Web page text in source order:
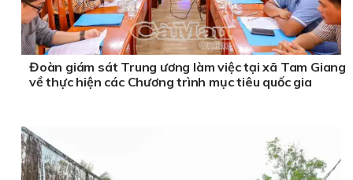
Đoàn giám sát Trung ương làm việc tại xã Tam Giang
về thực hiện các Chương trình mục tiêu quốc gia